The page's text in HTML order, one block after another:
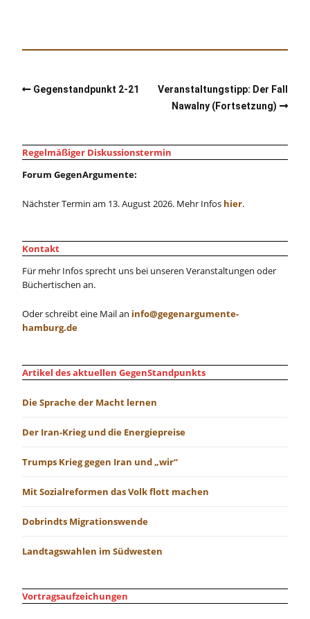
Gegenstandpunkt 2-21
Veranstaltungstipp: Der Fall
Nawalny (Fortsetzung)
Regelmäßiger Diskussionstermin
Forum GegenArgumente:
Nächster Termin am 13. August 2026. Mehr Infos hier.
Kontakt
Für mehr Infos sprecht uns bei unseren Veranstaltungen oder
Büchertischen an.
Oder schreibt eine Mail an info@gegenargumente-
hamburg.de
Artikel des aktuellen GegenStandpunkts
Die Sprache der Macht lernen
Der Iran-Krieg und die Energiepreise
Trumps Krieg gegen Iran und „wir“
Mit Sozialreformen das Volk flott machen
Dobrindts Migrationswende
Landtagswahlen im Südwesten
Vortragsaufzeichungen